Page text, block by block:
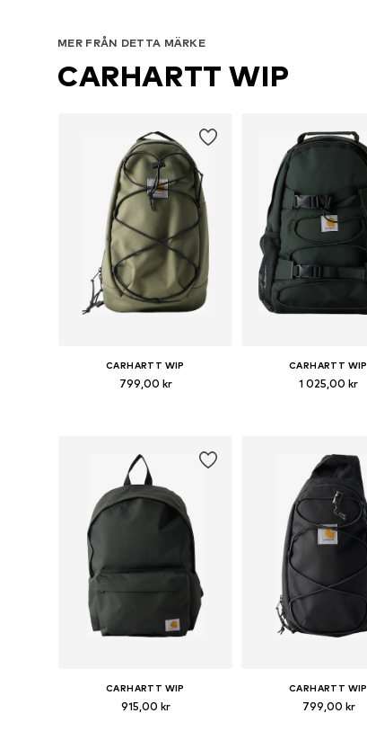
MER FRÅN DETTA MÄRKE
CARHARTT WIP
CARHARTT WIP
799,00 kr
CARHARTT WIP
1 025,00 kr
CARHARTT WIP
915,00 kr
CARHARTT WIP
799,00 kr